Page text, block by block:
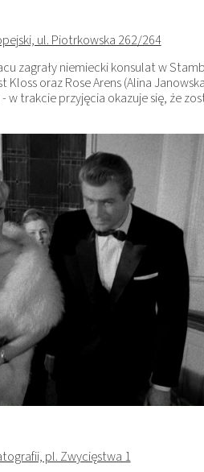
ul. Piotrkowska 262/264
zagrały niemiecki konsulat w
oraz Rose Arens (Alina
w trakcie przyjęcia okazuje się, że
pl. Zwycięstwa 1